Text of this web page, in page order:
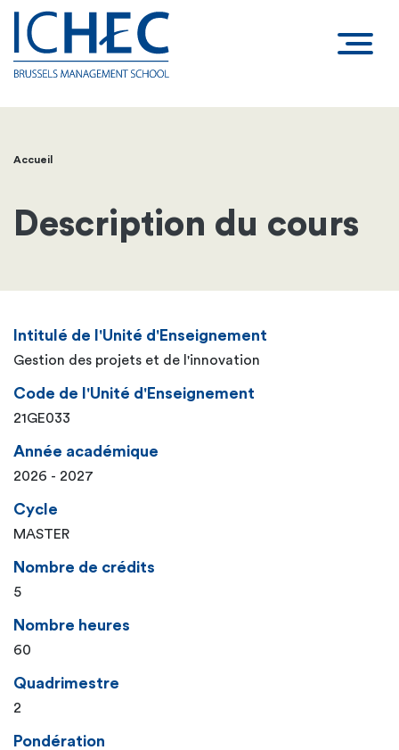
Fil
d'Ariane
Accueil
Description du cours
Intitulé de l'Unité d'Enseignement
Gestion des projets et de l'innovation
Code de l'Unité d'Enseignement
21GE033
Année académique
2026 - 2027
Cycle
MASTER
Nombre de crédits
5
Nombre heures
60
Quadrimestre
2
Pondération